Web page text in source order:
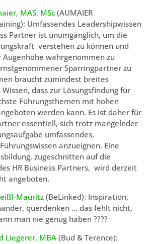
MAS, MSc (AUMAIER
Umfassendes Leadershipwissen
Partner ist unumgänglich, um die
verstehen zu können und
Augenhöhe wahrgenommen zu
Sparringpartner zu
braucht zumindest breites
dass zur Lösungsfindung für
Führungsthemen mit hohen
werden kann. Es ist daher für
essentiell, sich trotz mangelnder
umfassendes,
anzueignen. Eine
zugeschnitten auf die
HR Business Partners, wird derzeit
angeboten.
Mauritz (BeLinked): Inspiration,
querdenken … das fehlt nicht,
man nie genug haben ????
Liegerer, MBA (Bud & Terence):